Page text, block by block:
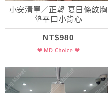
小安清單／正韓 夏日條紋胸
墊平口小背心
NT$980